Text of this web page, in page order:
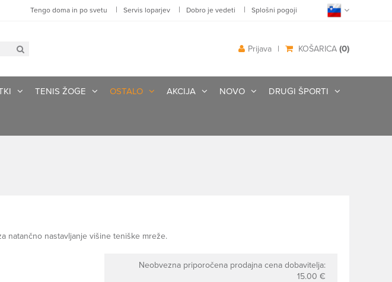
Tengo doma in po svetu | Servis loparjev | Dobro je vedeti | Splošni pogoji
KOŠARICA (0)
|
Prijava
TENIS ŽOGE OSTALO AKCIJA NOVO DRUGI ŠPORTI
natančno nastavljanje višine teniške mreže.
Neobvezna priporočena prodajna cena dobavitelja:
15.00 €